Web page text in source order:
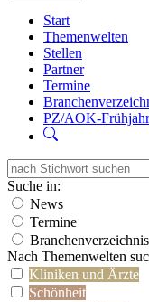
Start
Themenwelten
Stellen
Partner
Termine
PZ/AOK-
Suche in:
News
Termine
Branchenverzeichnis
Nach Themenwelten
Kliniken und Ärzte
Schönheit